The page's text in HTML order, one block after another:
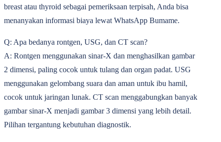
breast atau thyroid sebagai pemeriksaan terpisah, Anda bisa
menanyakan informasi biaya lewat WhatsApp Bumame.
Q: Apa bedanya rontgen, USG, dan CT scan?
A: Rontgen menggunakan sinar-X dan menghasilkan gambar
2 dimensi, paling cocok untuk tulang dan organ padat. USG
menggunakan gelombang suara dan aman untuk ibu hamil,
cocok untuk jaringan lunak. CT scan menggabungkan banyak
gambar sinar-X menjadi gambar 3 dimensi yang lebih detail.
Pilihan tergantung kebutuhan diagnostik.